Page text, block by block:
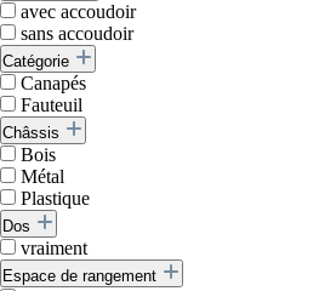
avec accoudoir
sans accoudoir
Catégorie
Canapés
Fauteuil
Châssis
Bois
Métal
Plastique
Dos
vraiment
Espace de rangement